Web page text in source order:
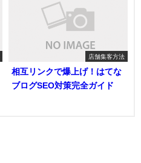
店舗集客方法
相互リンクで爆上げ！はてな
ブログSEO対策完全ガイド